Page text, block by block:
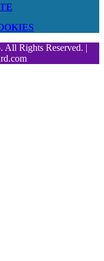
Rights Reserved. |